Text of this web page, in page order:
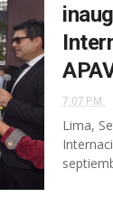
7:07 P.M.
Lima,